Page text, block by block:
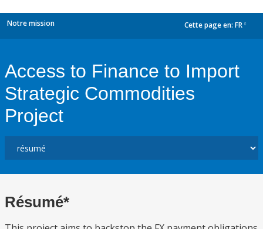
Notre mission Cette page en: FR
Access to Finance to Import
Strategic Commodities
Project
Résumé*